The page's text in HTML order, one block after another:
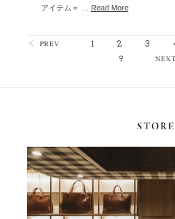
アイテム＝ …
Read More
1 2 3
9